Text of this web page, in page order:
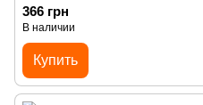
366 грн
В наличии
Купить